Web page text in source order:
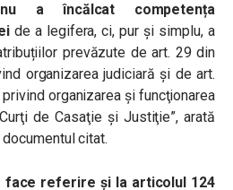
a încălcat competența
de a legifera, ci, pur şi simplu, a
prevăzute de art. 29 din
organizarea judiciară și de art.
organizarea şi funcţionarea
de Casaţie şi Justiţie”, arată
citat.
face referire și la articolul 124